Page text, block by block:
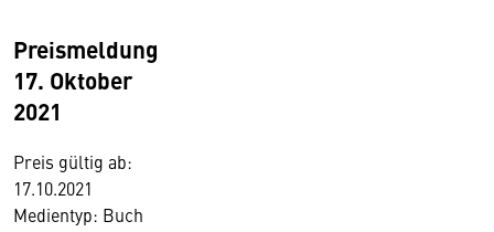
Preismeldung
17. Oktober
2021
Preis gültig ab:
17.10.2021
Medientyp: Buch